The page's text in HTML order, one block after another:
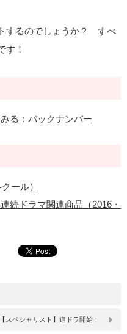
するのでしょうか？ すべ
す！
る：バックナンバー
ール）
続ドラマ関連商品（2016・
【スペシャリスト】連ドラ開始！